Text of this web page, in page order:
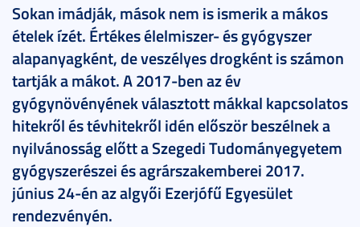
Sokan imádják, mások nem is ismerik a mákos
ételek ízét. Értékes élelmiszer- és gyógyszer
alapanyagként, de veszélyes drogként is számon
tartják a mákot. A 2017-ben az év
gyógynövényének választott mákkal kapcsolatos
hitekről és tévhitekről idén először beszélnek a
nyilvánosság előtt a Szegedi Tudományegyetem
gyógyszerészei és agrárszakemberei 2017.
június 24-én az algyői Ezerjófű Egyesület
rendezvényén.